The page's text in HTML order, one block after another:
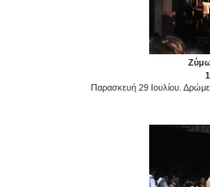
Παρασκευή 29 Ιουλίου.